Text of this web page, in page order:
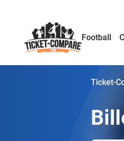
Football
Ticket-